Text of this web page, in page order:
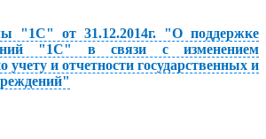
"1С" от 31.12.2014г. "О поддержке
"1С" в связи с изменением
учету и отчетности государственных и